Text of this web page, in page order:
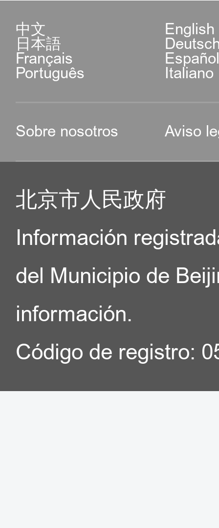
中文 English
日本語
Français
Português Italiano
Sobre nosotros Aviso
北京市人民政府
Información
del Municipio de
información.
Código de registro: